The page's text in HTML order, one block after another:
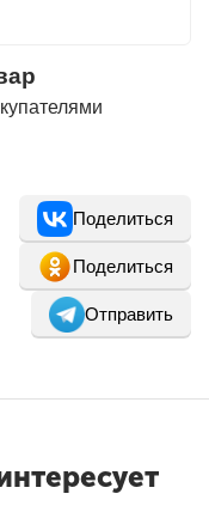
Поделиться
Поделиться
Отправить